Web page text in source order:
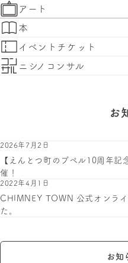
アート
本
イベントチケット
ニシノコンサル
お
2026年7月2日
【えんとつ町のプペル10周年
催！
2022年4月1日
CHIMNEY TOWN 公式オンラ
た。
お知